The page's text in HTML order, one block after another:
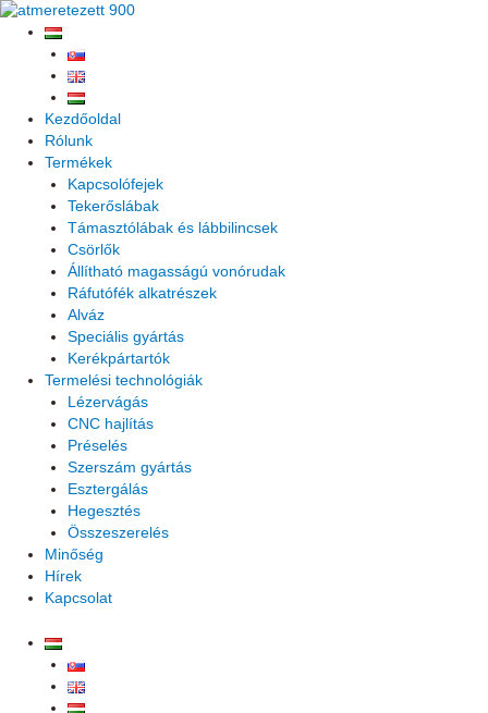
Skip
Kezdőoldal
Rólunk
Termékek
Kapcsolófejek
Tekerőslábak
Támasztólábak és lábbilincsek
Csörlők
Állítható magasságú vonórudak
Ráfutófék alkatrészek
Alváz
Speciális gyártás
Kerékpártartók
Termelési technológiák
Lézervágás
CNC hajlítás
Préselés
Szerszám gyártás
Esztergálás
Hegesztés
Összeszerelés
Minőség
Hírek
Kapcsolat